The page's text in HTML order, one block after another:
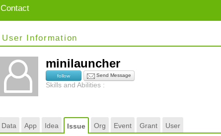
Contact
User Information
minilauncher
follow Send Message
Skills and Abilities :
Data App Idea Issue Org Event Grant User